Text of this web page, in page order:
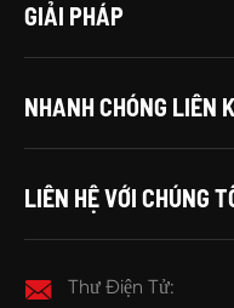
GIẢI PHÁP
NHANH CHÓNG LIÊN
LIÊN HỆ VỚI CHÚNG

Thư Điện Tử: